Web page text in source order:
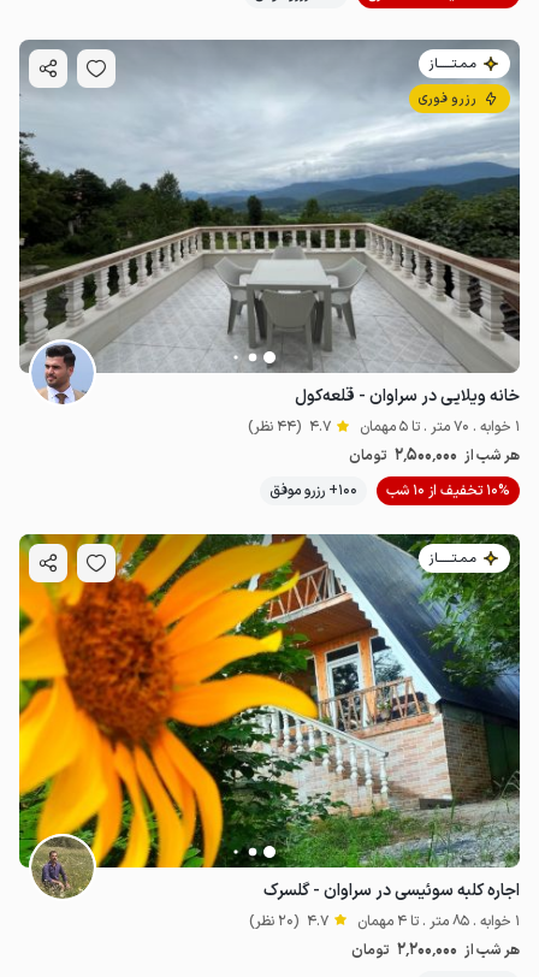
3.42میلیون ت
مـمـتــــــاز
رزرو فوری
خانه ویلایی در سراوان - قلعه‌کول
1 خوابه . 70 متر . تا 5 مهمان 4.7 (44 نظر)
هر شب از 2٬500٬000 تومان
10% تخفیف از 10 شب
100+ رزرو موفق
مـمـتــــــاز
اجاره کلبه سوئیسی در سراوان - گلسرک
1 خوابه . 85 متر . تا 4 مهمان 4.7 (20 نظر)
هر شب از 2٬200٬000 تومان